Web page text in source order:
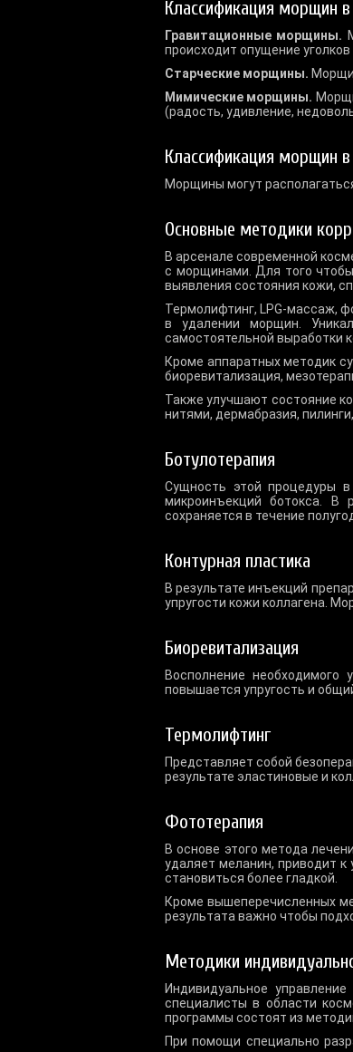
Классификация морщин
Гравитационные морщины.
происходит опущение уголков
Старческие морщины.
Мимические морщины.
(радость, удивление,
Классификация морщин в
Морщины могут
Основные методики
В арсенале современной
с морщинами. Для того
выявления состояния кожи,
Термолифтинг, LPG-массаж,
в удалении морщин.
самостоятельной выработки
Кроме аппаратных методик
биоревитализация,
Также улучшают состояние
нитями, дермабразия,
Ботулотерапия
Сущность этой процедуры
микроинъекций ботокса. В
сохраняется в течение
Контурная пластика
В результате инъекций
упругости кожи коллагена.
Биоревитализация
Восполнение необходимого
повышается упругость и
Термолифтинг
Представляет собой
результате эластиновые и
Фототерапия
В основе этого метода
удаляет меланин, приводит к
становиться более гладкой.
Кроме вышеперечисленных
результата важно чтобы
Методики
Индивидуальное
специалисты в области
программы состоят из
При помощи специально